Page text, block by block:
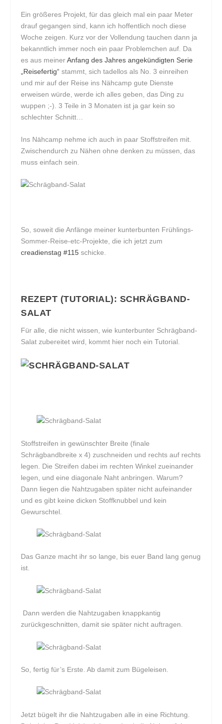
Ein größeres Projekt, für das gleich mal ein paar Meter
drauf gegangen sind, kann ich hoffentlich noch diese
Woche zeigen. Kurz vor der Vollendung tauchen dann ja
bekanntlich immer noch ein paar Problemchen auf. Da
es aus meinerAnfang des Jahres angekündigten Serie
„Reisefertig“ stammt, sich tadellos als No. 3 einreihen
und mir auf der Reise ins Nähcamp gute Dienste
erweisen würde, werde ich alles geben, das Ding zu
wuppen ;-). 3 Teile in 3 Monaten ist ja gar kein so
schlechter Schnitt…
Ins Nähcamp nehme ich auch in paar Stoffstreifen mit.
Zwischendurch zu Nähen ohne denken zu müssen, das
muss einfach sein.
So, soweit die Anfänge meiner kunterbunten Frühlings-
Sommer-Reise-etc-Projekte, die ich jetzt zum
creadienstag #115 schicke.
REZEPT (TUTORIAL): SCHRÄGBAND-
SALAT
Für alle, die nicht wissen, wie kunterbunter Schrägband-
Salat zubereitet wird, kommt hier noch ein Tutorial.
Stoffstreifen in gewünschter Breite (finale
Schrägbandbreite x 4) zuschneiden und rechts auf rechts
legen. Die Streifen dabei im rechten Winkel zueinander
legen, und eine diagonale Naht anbringen. Warum?
Dann liegen die Nahtzugaben später nicht aufeinander
und es gibt keine dicken Stoffknubbel und kein
Gewurschtel.
Das Ganze macht ihr so lange, bis euer Band lang genug
ist.
Dann werden die Nahtzugaben knappkantig
zurückgeschnitten, damit sie später nicht auftragen.
So, fertig für’s Erste. Ab damit zum Bügeleisen.
Jetzt bügelt ihr die Nahtzugaben alle in eine Richtung.